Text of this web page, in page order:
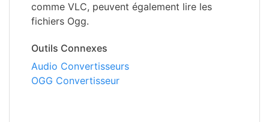
comme VLC, peuvent également lire les
fichiers Ogg.
Outils Connexes
Audio Convertisseurs
OGG Convertisseur